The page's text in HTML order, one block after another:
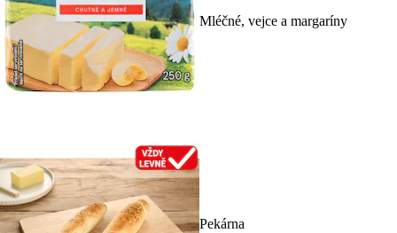
Mléčné, vejce a margaríny
Pekárna